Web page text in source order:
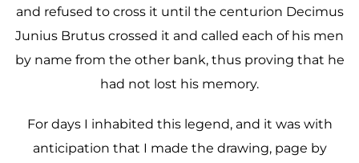
and refused to cross it until the centurion Decimus
Junius Brutus crossed it and called each of his men
by name from the other bank, thus proving that he
had not lost his memory.
For days I inhabited this legend, and it was with
anticipation that I made the drawing, page by